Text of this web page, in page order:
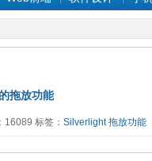
拖放功能
标签： Silverlight拖放功能